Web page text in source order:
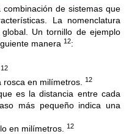
de sistemas que
La nomenclatura
Un tornillo de ejemplo
manera 12:
12
en milímetros. 12
es la distancia entre cada
más pequeño indica una
en milímetros. 12